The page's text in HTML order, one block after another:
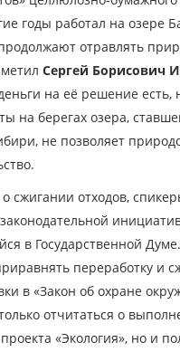
годы работал на озере
отравлять
Сергей Борисович
на её решение есть,
на берегах озера,
не позволяет
о сжигании отходов,
в Государственной
переработку и
в «Закон об охране
отчитаться о
«Экология», но и